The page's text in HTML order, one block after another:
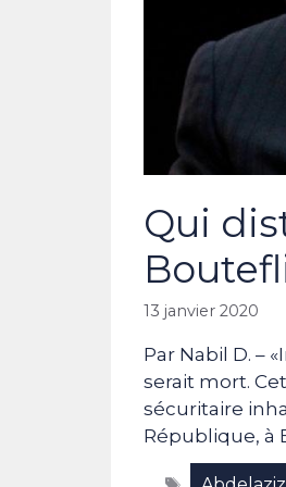
Qui
13 janvier 2020
Par Nabil D. –
serait mort.
sécuritaire
République, à
Étiquettes